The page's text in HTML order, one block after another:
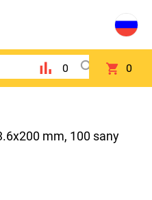
0 0
mm, 100 sany